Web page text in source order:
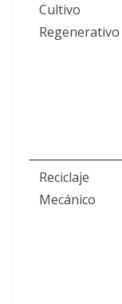
Cultivo
Regenerativo
Reciclaje
Mecánico